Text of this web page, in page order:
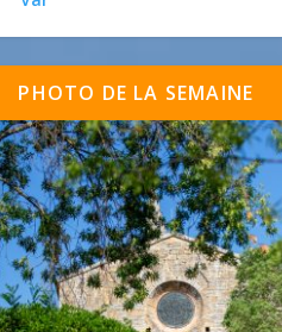
PHOTO DE LA SEMAINE